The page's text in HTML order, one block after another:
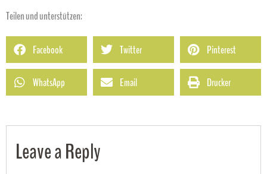
Teilen und unterstützen:
Facebook Twitter Pinterest
WhatsApp Email Drucker
Leave a Reply